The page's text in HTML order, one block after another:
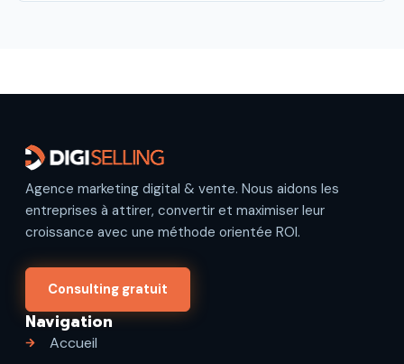
Agence marketing digital & vente. Nous aidons les
entreprises à attirer, convertir et maximiser leur
croissance avec une méthode orientée ROI.
Consulting gratuit
Navigation
Accueil